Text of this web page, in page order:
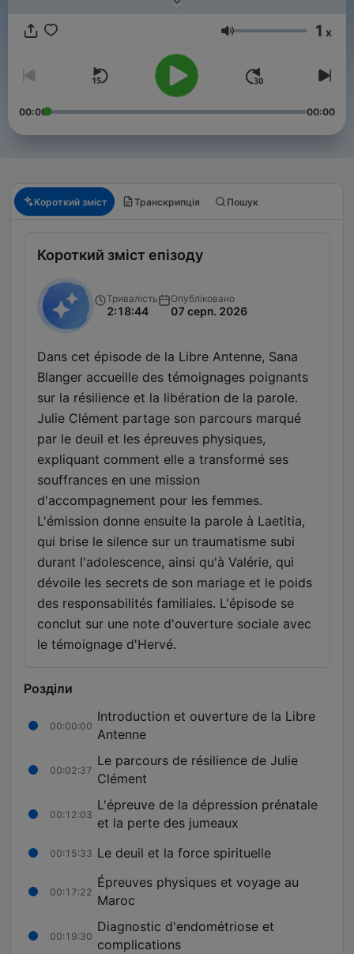
Гучність 1 x
00:00 00:00
Короткий зміст Транскрипція Пошук
Короткий зміст епізоду
Тривалість
2:18:44
Опубліковано
07 серп. 2026
Dans cet épisode de la Libre Antenne, Sana
Blanger accueille des témoignages poignants
sur la résilience et la libération de la parole.
Julie Clément partage son parcours marqué
par le deuil et les épreuves physiques,
expliquant comment elle a transformé ses
souffrances en une mission
d'accompagnement pour les femmes.
L'émission donne ensuite la parole à Laetitia,
qui brise le silence sur un traumatisme subi
durant l'adolescence, ainsi qu'à Valérie, qui
dévoile les secrets de son mariage et le poids
des responsabilités familiales. L'épisode se
conclut sur une note d'ouverture sociale avec
le témoignage d'Hervé.
Розділи
00:00:00
Introduction et ouverture de la Libre
Antenne
00:02:37
Le parcours de résilience de Julie
Clément
00:12:03
L'épreuve de la dépression prénatale
et la perte des jumeaux
00:15:33 Le deuil et la force spirituelle
00:17:22
Épreuves physiques et voyage au
Maroc
00:19:30
Diagnostic d'endométriose et
complications